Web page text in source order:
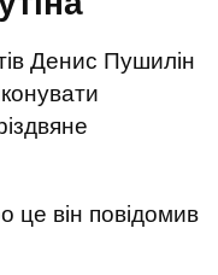
Денис Пушилін
це він повідомив